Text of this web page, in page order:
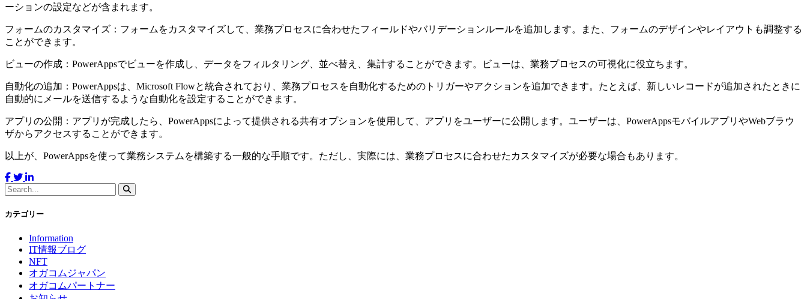
ーションの設定などが含まれます。
フォームのカスタマイズ：フォームをカスタマイズして、業務プロセスに合わせたフィールドやバリデーションルールを追加します。また、フォームのデザインやレイアウトも調整する
ことができます。
ビューの作成：PowerAppsでビューを作成し、データをフィルタリング、並べ替え、集計することができます。ビューは、業務プロセスの可視化に役立ちます。
自動化の追加：PowerAppsは、Microsoft Flowと統合されており、業務プロセスを自動化するためのトリガーやアクションを追加できます。たとえば、新しいレコードが追加されたときに
自動的にメールを送信するような自動化を設定することができます。
アプリの公開：アプリが完成したら、PowerAppsによって提供される共有オプションを使用して、アプリをユーザーに公開します。ユーザーは、PowerAppsモバイルアプリやWebブラウ
ザからアクセスすることができます。
以上が、PowerAppsを使って業務システムを構築する一般的な手順です。ただし、実際には、業務プロセスに合わせたカスタマイズが必要な場合もあります。
カテゴリー
Information
IT情報ブログ
NFT
オガコムジャパン
オガコムパートナー